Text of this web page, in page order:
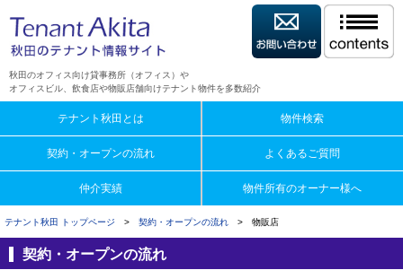
秋田のオフィス向け貸事務所（オフィス）や
オフィスビル、飲食店や物販店舗向けテナント物件を多数紹介
テナント秋田とは 物件検索
契約・オープンの流れ よくあるご質問
仲介実績 物件所有のオーナー様へ
テナント秋田 トップページ > 契約・オープンの流れ > 物販店
契約・オープンの流れ